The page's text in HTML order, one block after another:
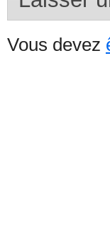
Vous devez